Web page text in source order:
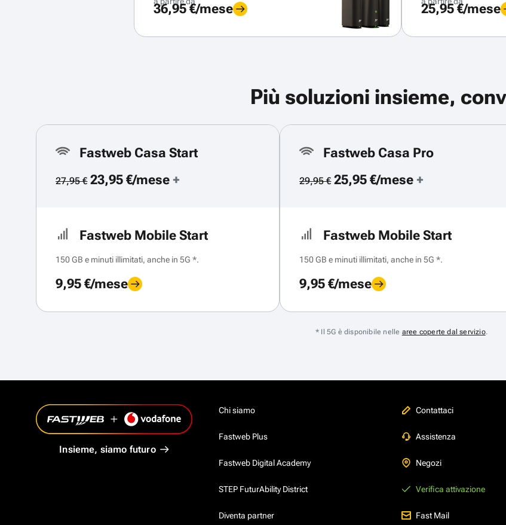
36,95 €/mese 25,95 €/mese
Più soluzioni insieme,
Fastweb Casa Start
27,95 €23,95 €/mese +
Fastweb Mobile Start
150 GB e minuti illimitati, anche in 5G *.
9,95 €/mese
Fastweb Casa Pro
29,95 €25,95 €/mese +
Fastweb Mobile Start
150 GB e minuti illimitati, anche in 5G *.
9,95 €/mese
* Il 5G è disponibile nelle aree coperte dal servizio.
Insieme, siamo futuro
Chi siamo
Fastweb Plus
Fastweb Digital Academy
STEP FuturAbility District
Diventa partner
Contattaci
Assistenza
Negozi
Verifica attivazione
Fast Mail